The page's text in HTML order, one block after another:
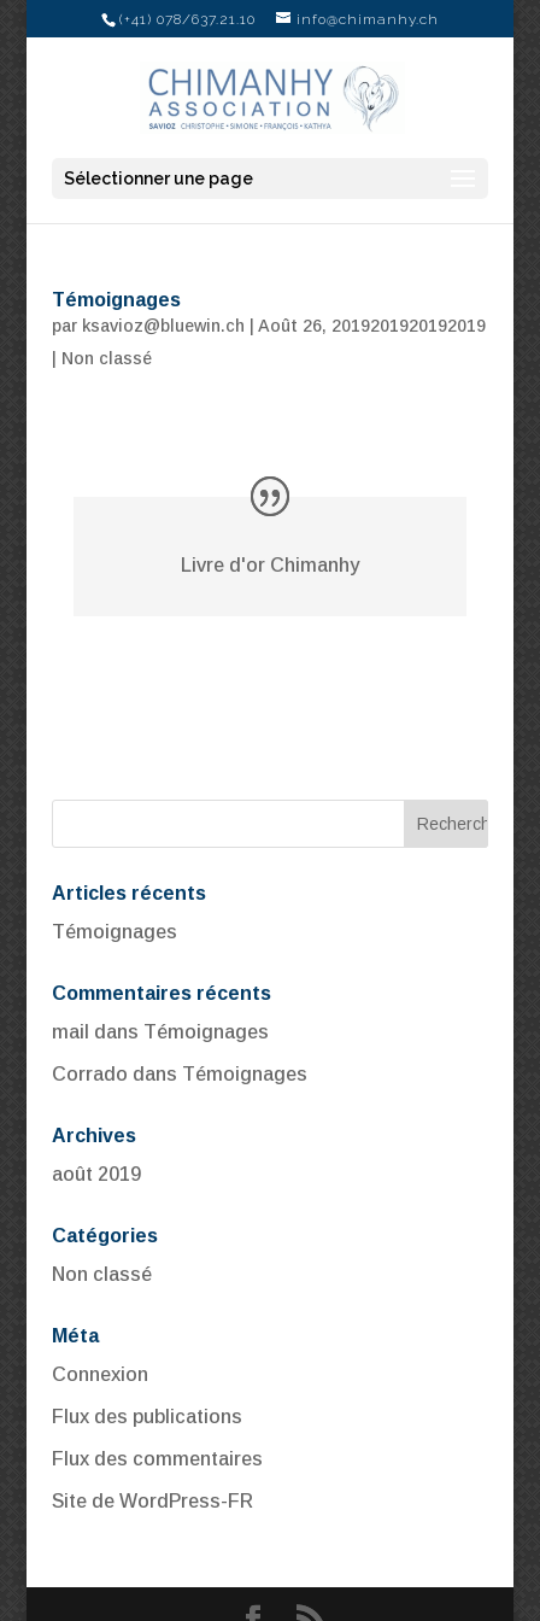
(+41) 078/637.21.10 info@chimanhy.ch
Sélectionner une page
Témoignages
par ksavioz@bluewin.ch
Août 26, 2019201920192019
Non classé
Livre d'or Chimanhy
Articles récents
Témoignages
Commentaires récents
mail dans Témoignages
Corrado dans Témoignages
Archives
août 2019
Catégories
Non classé
Méta
Connexion
Flux des publications
Flux des commentaires
Site de WordPress-FR